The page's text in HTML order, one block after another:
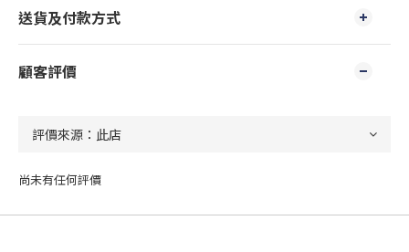
送貨及付款方式
顧客評價
尚未有任何評價